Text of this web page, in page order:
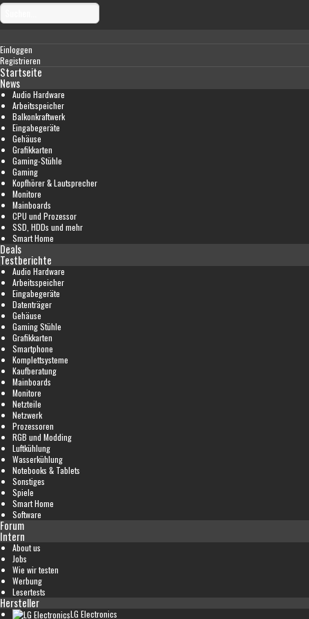
Einloggen
Registrieren
Startseite
News
Audio Hardware
Arbeitsspeicher
Balkonkraftwerk
Eingabegeräte
Gehäuse
Grafikkarten
Gaming-Stühle
Gaming
Kopfhörer & Lautsprecher
Monitore
Mainboards
CPU und Prozessor
SSD, HDDs und mehr
Smart Home
Deals
Testberichte
Audio Hardware
Arbeitsspeicher
Eingabegeräte
Datenträger
Gehäuse
Gaming Stühle
Grafikkarten
Smartphone
Komplettsysteme
Kaufberatung
Mainboards
Monitore
Netzteile
Netzwerk
Prozessoren
RGB und Modding
Luftkühlung
Wasserkühlung
Notebooks & Tablets
Sonstiges
Spiele
Smart Home
Software
Forum
Intern
About us
Jobs
Wie wir testen
Werbung
Lesertests
Hersteller
LG Electronics